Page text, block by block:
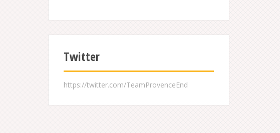
Twitter
https://twitter.com/TeamProvenceEnd